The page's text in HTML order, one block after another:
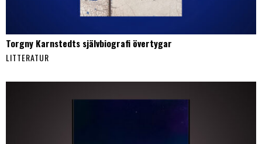
Torgny Karnstedts självbiografi övertygar
LITTERATUR